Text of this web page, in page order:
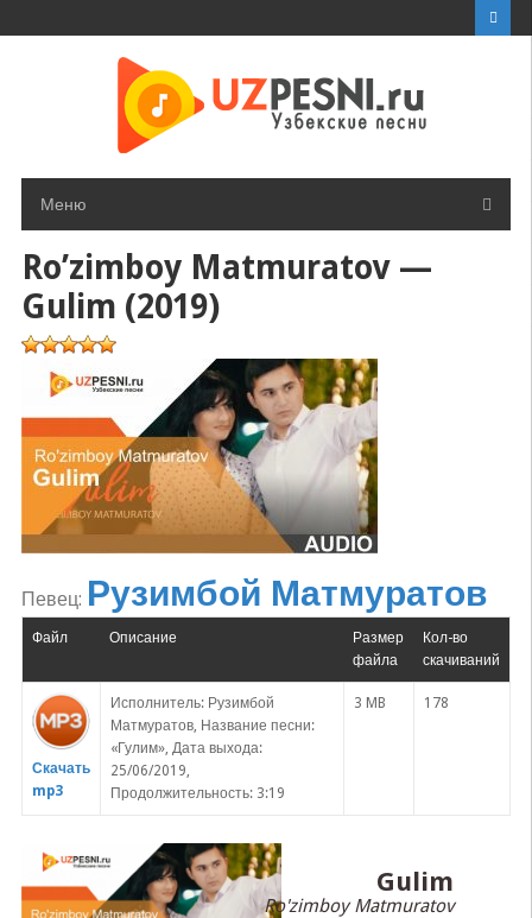
Меню
Ro’zimboy Matmuratov —
Gulim (2019)
Певец: Рузимбой Матмуратов
Файл Описание
Размер
файла
Кол-во
скачиваний
Скачать
mp3
Исполнитель: Рузимбой
Матмуратов, Название песни:
«Гулим», Дата выхода:
25/06/2019,
Продолжительность: 3:19
3 MB 178
Gulim
Ro'zimboy Matmuratov